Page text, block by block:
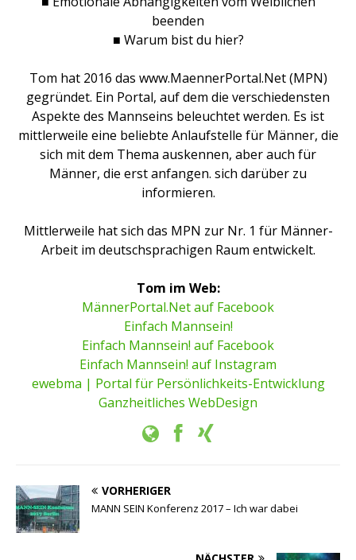
beenden
■ Warum bist du hier?
Tom hat 2016 das www.MaennerPortal.Net (MPN)
gegründet. Ein Portal, auf dem die verschiedensten
Aspekte des Mannseins beleuchtet werden. Es ist
mittlerweile eine beliebte Anlaufstelle für Männer, die
sich mit dem Thema auskennen, aber auch für
Männer, die erst anfangen. sich darüber zu
informieren.
Mittlerweile hat sich das MPN zur Nr. 1 für Männer-
Arbeit im deutschsprachigen Raum entwickelt.
Tom im Web:
MännerPortal.Net auf Facebook
Einfach Mannsein!
Einfach Mannsein! auf Facebook
Einfach Mannsein! auf Instagram
ewebma | Portal für Persönlichkeits-Entwicklung
Ganzheitliches WebDesign
VORHERIGER
MANN SEIN Konferenz 2017 – Ich war dabei